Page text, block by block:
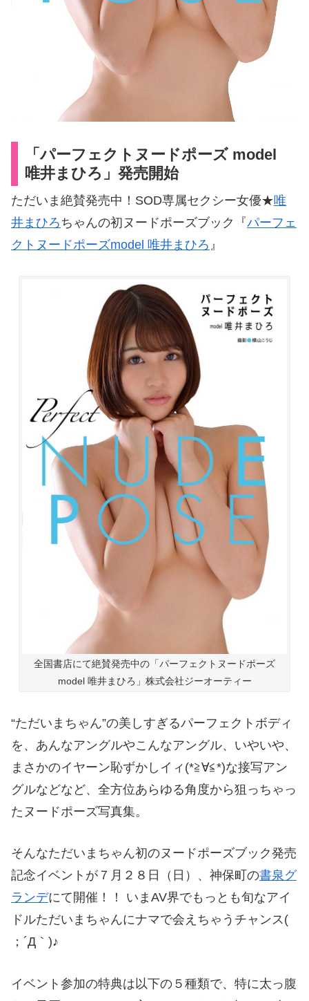
「パーフェクトヌードポーズ model
唯井まひろ」発売開始
ただいま絶賛発売中！SOD専属セクシー女優★唯
井まひろちゃんの初ヌードポーズブック『パーフェ
クトヌードポーズmodel 唯井まひろ 』
全国書店にて絶賛発売中の「パーフェクトヌードポーズ
model 唯井まひろ」株式会社ジーオーティー
“ただいまちゃん”の美しすぎるパーフェクトボディ
を、あんなアングルやこんなアングル、いやいや、
まさかのイヤーン恥ずかしイィ(*≧∀≦*)な接写アン
グルなどなど、全方位あらゆる角度から狙っちゃっ
たヌードポーズ写真集。
そんなただいまちゃん初のヌードポーズブック発売
記念イベントが７月２８日（日）、神保町の書泉グ
ランデにて開催！！ いまAV界でもっとも旬なアイ
ドルただいまちゃんにナマで会えちゃうチャンス(
；´Д｀)♪
イベント参加の特典は以下の５種類で、特に太っ腹